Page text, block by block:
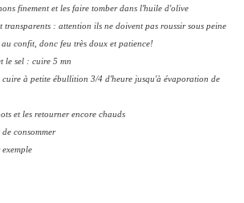
finement et les faire tomber dans l'huile d'olive
transparents : attention ils ne doivent pas roussir sous peine
confit, donc feu très doux et patience!
le sel : cuire 5 mn
à petite ébullition 3/4 d'heure jusqu'à évaporation de
et les retourner encore chauds
consommer